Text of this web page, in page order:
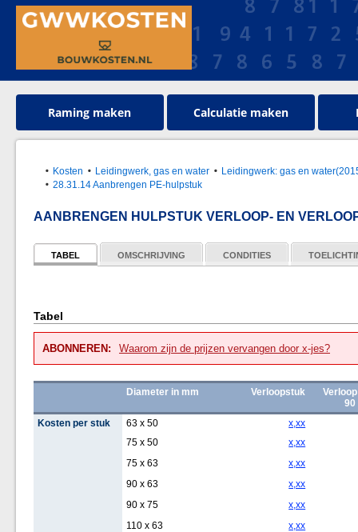
Raming maken Calculatie maken
Kosten Leidingwerk, gas en water
Leidingwerk: gas en
28.31.14 Aanbrengen PE-hulpstuk
AANBRENGEN HULPSTUK VERLOOP- EN
TABEL OMSCHRIJVING CONDITIES
Tabel
ABONNEREN: Waarom zijn de prijzen vervangen door x-jes?
Diameter in mm Verloopstuk
90
Kosten per stuk
63 x 50
x,xx
75 x 50
x,xx
75 x 63
x,xx
90 x 63
x,xx
90 x 75
x,xx
110 x 63
x,xx